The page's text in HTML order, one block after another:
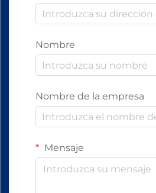
Nombre
Nombre de la empresa
Mensaje